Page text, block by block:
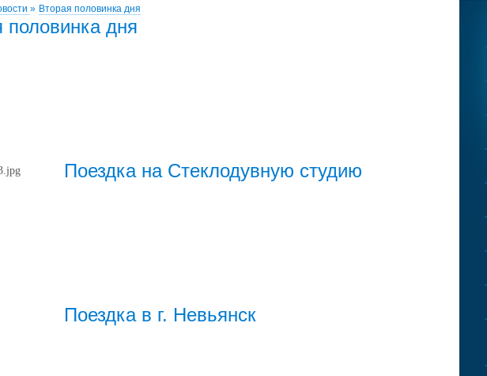
» Вторая половинка дня
половинка дня
Поездка на Стеклодувную студию
Поездка в г. Невьянск